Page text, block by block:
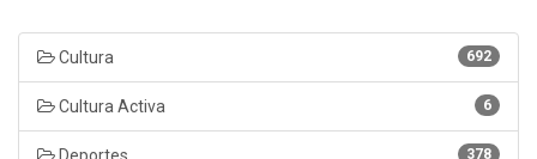
692
Cultura
6
Cultura Activa
378
Deportes